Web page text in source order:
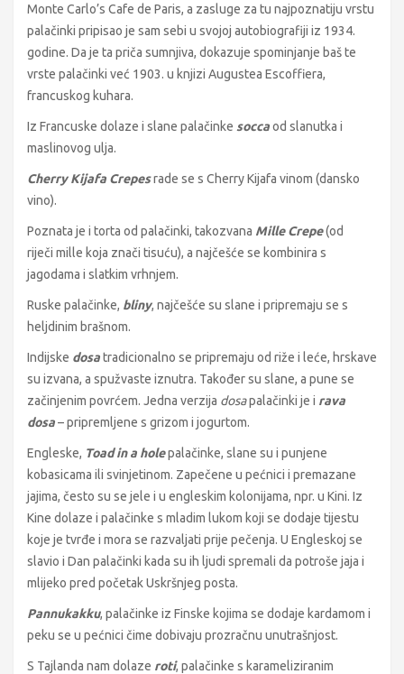
Monte Carlo’s Cafe de Paris, a zasluge za tu najpoznatiju vrstu
palačinki pripisao je sam sebi u svojoj autobiografiji iz 1934.
godine. Da je ta priča sumnjiva, dokazuje spominjanje baš te
vrste palačinki već 1903. u knjizi Augustea Escoffiera,
francuskog kuhara.
Iz Francuske dolaze i slane palačinke soccaod slanutka i
maslinovog ulja.
Cherry Kijafa Crepesrade se s Cherry Kijafa vinom (dansko
vino).
Poznata je i torta od palačinki, takozvana Mille Crepe(od
riječi mille koja znači tisuću), a najčešće se kombinira s
jagodama i slatkim vrhnjem.
Ruske palačinke, bliny, najčešće su slane i pripremaju se s
heljdinim brašnom.
Indijske dosatradicionalno se pripremaju od riže i leće, hrskave
su izvana, a spužvaste iznutra. Također su slane, a pune se
začinjenim povrćem. Jedna verzija dosapalačinki je i rava
dosa– pripremljene s grizom i jogurtom.
Engleske, Toad in a holepalačinke, slane su i punjene
kobasicama ili svinjetinom. Zapečene u pećnici i premazane
jajima, često su se jele i u engleskim kolonijama, npr. u Kini. Iz
Kine dolaze i palačinke s mladim lukom koji se dodaje tijestu
koje je tvrđe i mora se razvaljati prije pečenja. U Engleskoj se
slavio i Dan palačinki kada su ih ljudi spremali da potroše jaja i
mlijeko pred početak Uskršnjeg posta.
Pannukakku, palačinke iz Finske kojima se dodaje kardamom i
peku se u pećnici čime dobivaju prozračnu unutrašnjost.
S Tajlanda nam dolaze roti, palačinke s karameliziranim